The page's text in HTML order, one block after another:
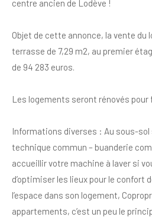
centre ancien de Lodève !
Objet de cette annonce, la vente du
terrasse de 7,29 m2, au premier
de 94 283 euros.
Les logements seront rénovés pour
Informations diverses : Au sous-sol
technique commun – buanderie
accueillir votre machine à laver si
d’optimiser les lieux pour le confort
l’espace dans son logement,
appartements, c’est un peu le